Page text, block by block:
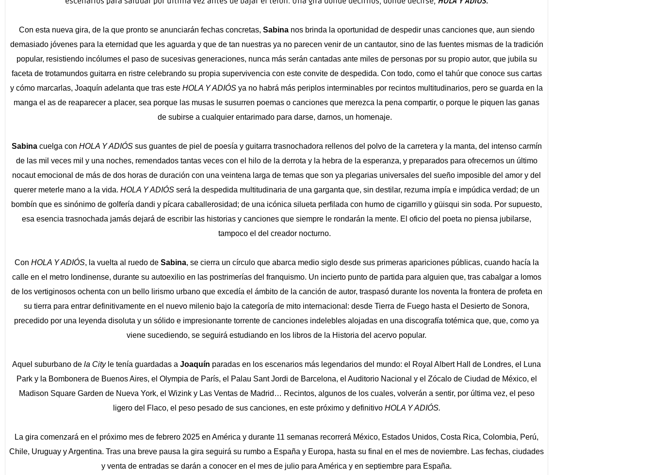
Con esta nueva gira, de la que pronto se anunciarán fechas concretas, Sabina nos brinda la oportunidad de despedir unas canciones que, aun siendo
demasiado jóvenes para la eternidad que les aguarda y que de tan nuestras ya no parecen venir de un cantautor, sino de las fuentes mismas de la tradición
popular, resistiendo incólumes el paso de sucesivas generaciones, nunca más serán cantadas ante miles de personas por su propio autor, que jubila su
faceta de trotamundos guitarra en ristre celebrando su propia supervivencia con este convite de despedida. Con todo, como el tahúr que conoce sus cartas
y cómo marcarlas, Joaquín adelanta que tras este HOLA Y ADIÓS ya no habrá más periplos interminables por recintos multitudinarios, pero se guarda en la
manga el as de reaparecer a placer, sea porque las musas le susurren poemas o canciones que merezca la pena compartir, o porque le piquen las ganas
de subirse a cualquier entarimado para darse, darnos, un homenaje.
Sabina cuelga con HOLA Y ADIÓS sus guantes de piel de poesía y guitarra trasnochadora rellenos del polvo de la carretera y la manta, del intenso carmín
de las mil veces mil y una noches, remendados tantas veces con el hilo de la derrota y la hebra de la esperanza, y preparados para ofrecernos un último
nocaut emocional de más de dos horas de duración con una veintena larga de temas que son ya plegarias universales del sueño imposible del amor y del
querer meterle mano a la vida. HOLA Y ADIÓS será la despedida multitudinaria de una garganta que, sin destilar, rezuma impía e impúdica verdad; de un
bombín que es sinónimo de golfería dandi y pícara caballerosidad; de una icónica silueta perfilada con humo de cigarrillo y güisqui sin soda. Por supuesto,
esa esencia trasnochada jamás dejará de escribir las historias y canciones que siempre le rondarán la mente. El oficio del poeta no piensa jubilarse,
tampoco el del creador nocturno.
Con HOLA Y ADIÓS, la vuelta al ruedo de Sabina, se cierra un círculo que abarca medio siglo desde sus primeras apariciones públicas, cuando hacía la
calle en el metro londinense, durante su autoexilio en las postrimerías del franquismo. Un incierto punto de partida para alguien que, tras cabalgar a lomos
de los vertiginosos ochenta con un bello lirismo urbano que excedía el ámbito de la canción de autor, traspasó durante los noventa la frontera de profeta en
su tierra para entrar definitivamente en el nuevo milenio bajo la categoría de mito internacional: desde Tierra de Fuego hasta el Desierto de Sonora,
precedido por una leyenda disoluta y un sólido e impresionante torrente de canciones indelebles alojadas en una discografía totémica que, que, como ya
viene sucediendo, se seguirá estudiando en los libros de la Historia del acervo popular.
Aquel suburbano de la Cityle tenía guardadas a Joaquín paradas en los escenarios más legendarios del mundo: el Royal Albert Hall de Londres, el Luna
Park y la Bombonera de Buenos Aires, el Olympia de París, el Palau Sant Jordi de Barcelona, el Auditorio Nacional y el Zócalo de Ciudad de México, el
Madison Square Garden de Nueva York, el Wizink y Las Ventas de Madrid… Recintos, algunos de los cuales, volverán a sentir, por última vez, el peso
ligero del Flaco, el peso pesado de sus canciones, en este próximo y definitivo HOLA Y ADIÓS.
La gira comenzará en el próximo mes de febrero 2025 en América y durante 11 semanas recorrerá México, Estados Unidos, Costa Rica, Colombia, Perú,
Chile, Uruguay y Argentina. Tras una breve pausa la gira seguirá su rumbo a España y Europa, hasta su final en el mes de noviembre. Las fechas, ciudades
y venta de entradas se darán a conocer en el mes de julio para América y en septiembre para España.